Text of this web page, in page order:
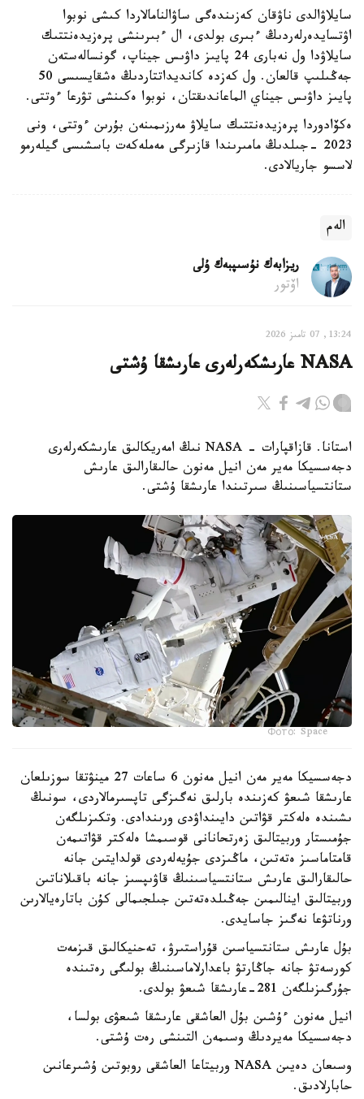
سايلاۋالدى ناۋقان كەزىندەگى ساۋالنامالاردا كىشى نوبوا
اۋتسايدەرلەردىڭ ءبىرى بولدى، ال ءبىرىنشى پرەزيدەنتتىك
سايلاۋدا ول نەبارى 24 پايىز داۋىس جيناپ، گونسالەستەن
جەڭىلىپ قالعان. ول كەزدە كانديداتتاردىڭ ەشقايسىسى 50
پايىز داۋىس جيناي الماعاندىقتان، نوبوا ەكىنشى تۋرعا ءوتتى.
ەكۆادوردا پرەزيدەنتتىك سايلاۋ مەرزىمىنەن بۇرىن ءوتتى، ونى
2023 -جىلدىڭ مامىرىندا قازىرگى مەملەكەت باسشىسى گيلەرمو
لاسسو جاريالادى.
الەم
ريزابەك نۇسىپبەك ۇلى
اۆتور
13:24, 07 تامىز 2026
NASA عارىشكەرلەرى عارىشقا ۇشتى
استانا. قازاقپارات - NASA نىڭ امەريكالىق عارىشكەرلەرى
دجەسسيكا مەير مەن انيل مەنون حالىقارالىق عارىش
ستانتسياسىنىڭ سىرتىندا عارىشقا ۇشتى.
Фото: Space
دجەسسيكا مەير مەن انيل مەنون 6 ساعات 27 مينۋتقا سوزىلعان
عارىشقا شىعۋ كەزىندە بارلىق نەگىزگى تاپسىرمالاردى، سونىڭ
ىشىندە ەلەكتر قۋاتىن دايىنداۋدى ورىندادى. وتكىزىلگەن
جۇمىستار وربيتالىق زەرتحانانى قوسىمشا ەلەكتر قۋاتىمەن
قامتاماسىز ەتەتىن، ماڭىزدى جۇيەلەردى قولدايتىن جانە
حالىقارالىق عارىش ستانتسياسىنىڭ قاۋىپسىز جانە باقىلاناتىن
وربيتالىق اينالىمىن جەڭىلدەتەتىن جىلجىمالى كۇن باتارەيالارىن
ورناتۋعا نەگىز جاسايدى.
بۇل عارىش ستانتسياسىن قۇراستىرۋ، تەحنيكالىق قىزمەت
كورسەتۋ جانە جاڭارتۋ باعدارلاماسىنىڭ بولىگى رەتىندە
جۇرگىزىلگەن 281-عارىشقا شىعۋ بولدى.
انيل مەنون ءۇشىن بۇل العاشقى عارىشقا شىعۋى بولسا،
دجەسسيكا مەيردىڭ وسىمەن التىنشى رەت ۇشتى.
وسىعان دەيىن NASA وربيتاعا العاشقى روبوتىن ۇشىرعانىن
حابارلادىق.